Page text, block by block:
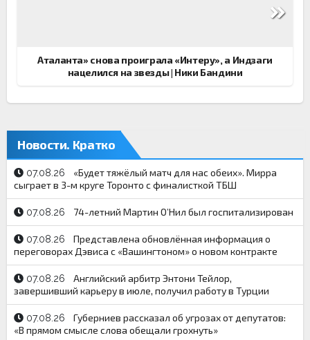
Аталанта» снова проиграла «Интеру», а Индзаги
нацелился на звезды | Ники Бандини
Новости. Кратко
07.08.26
«Будет тяжёлый матч для нас обеих». Мирра
сыграет в 3-м круге Торонто с финалисткой ТБШ
07.08.26 74-летний Мартин О’Нил был госпитализирован
07.08.26
Представлена обновлённая информация о
переговорах Дэвиса с «Вашингтоном» о новом контракте
07.08.26
Английский арбитр Энтони Тейлор,
завершивший карьеру в июле, получил работу в Турции
07.08.26
Губерниев рассказал об угрозах от депутатов:
«В прямом смысле слова обещали грохнуть»